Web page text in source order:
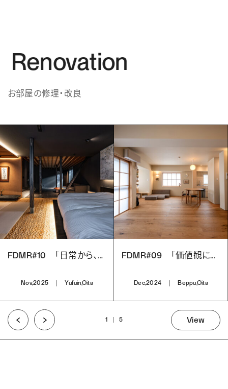
Renovation
お部屋の修理・改良
FDMR#10 「日常から、非日常へ」
Nov,2025 Yufuin,Oita
FDMR#09 「価値観によってつくられた住まい」
Dec,2024 Beppu,Oita
1 5 View